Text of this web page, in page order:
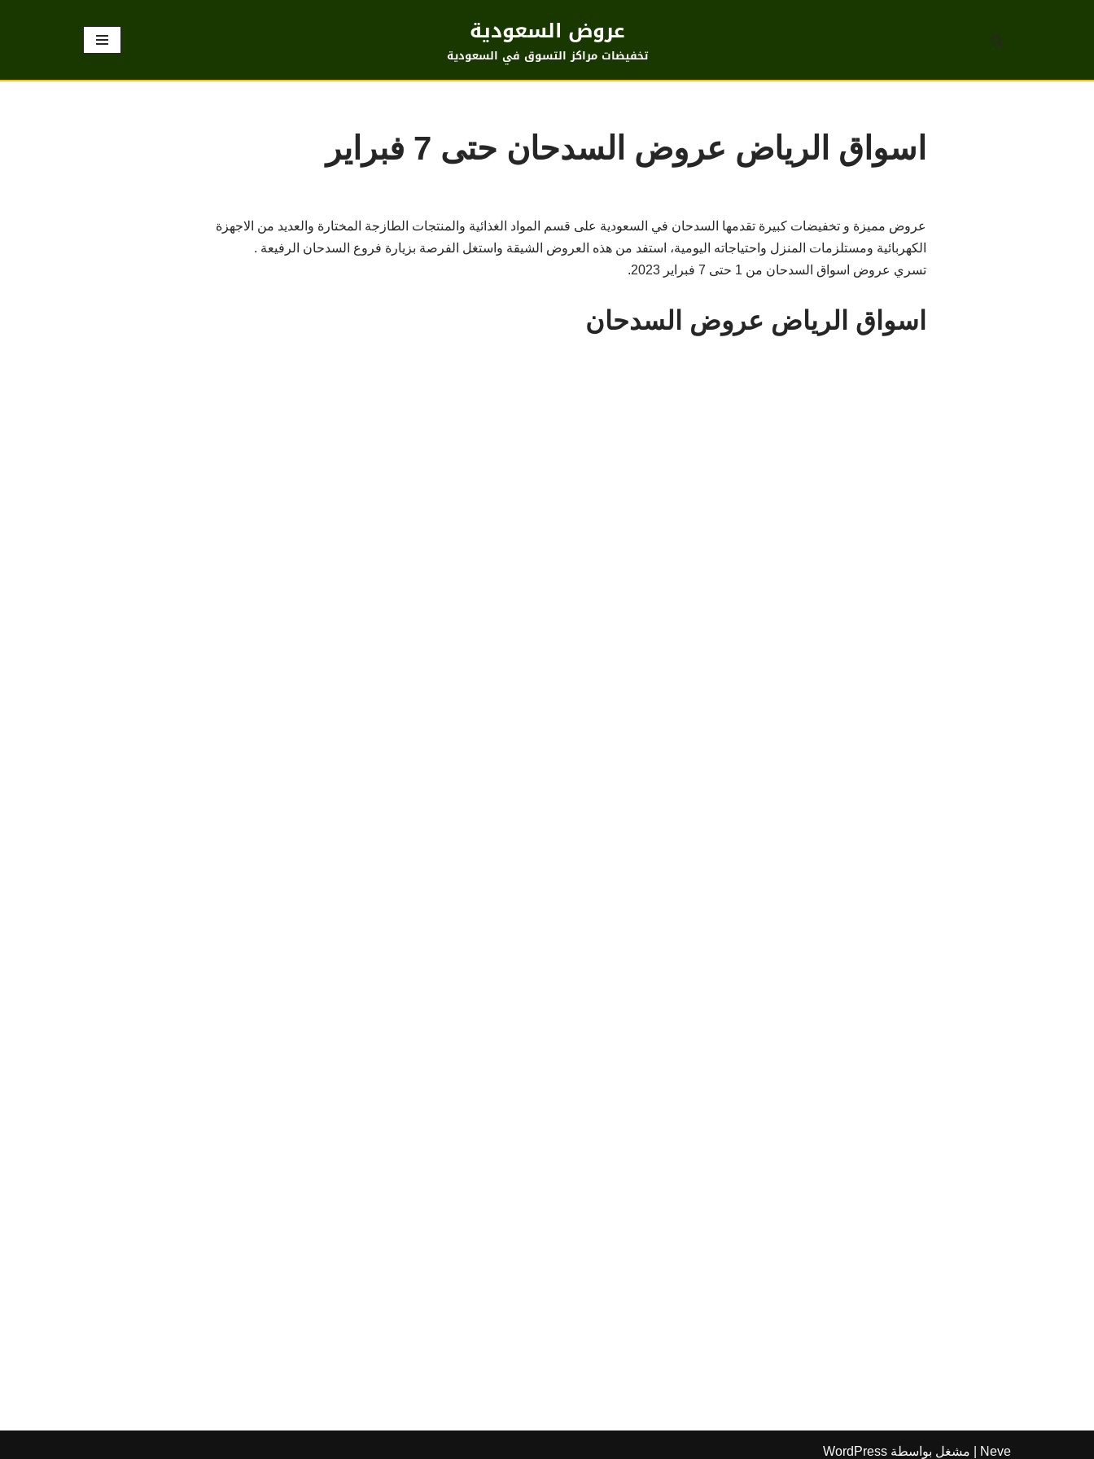
عروض السعودية
تخفيضات مراكز التسوق في السعودية
اسواق الرياض عروض السدحان حتى 7 فبراير
عروض مميزة و تخفيضات كبيرة تقدمها السدحان في السعودية على قسم المواد الغذائية والمنتجات الطازجة المختارة والعديد من الاجهزة
الكهربائية ومستلزمات المنزل واحتياجاته اليومية، استفد من هذه العروض الشيقة واستغل الفرصة بزيارة فروع السدحان الرفيعة .
تسري عروض اسواق السدحان من 1 حتى 7 فبراير 2023.
اسواق الرياض عروض السدحان
Neve | مشغل بواسطة WordPress